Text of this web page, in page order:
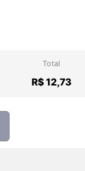
Total
R$ 12,73